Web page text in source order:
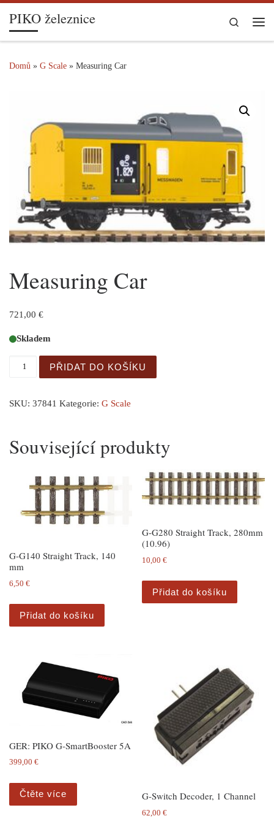
Skip to content
PIKO železnice
Search
Domů » G Scale » Measuring Car
Measuring Car
721,00 €
Skladem
Measuring Car množství
PŘIDAT DO KOŠÍKU
SKU: 37841 Kategorie: G Scale
Související produkty
G-G140 Straight Track, 140
mm
6,50 €
Přidat do košíku
G-G280 Straight Track, 280mm
(10.96)
10,00€
Přidat do košíku
GER: PIKO G-SmartBooster 5A
399,00 €
Čtěte více G-Switch Decoder, 1 Channel
62,00€